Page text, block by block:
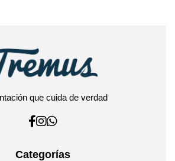
que cuida de verdad
Categorías